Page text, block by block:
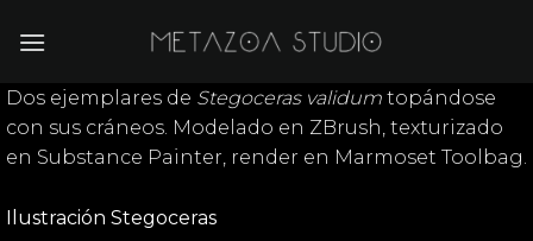
Ilustración Stegoceras
Dos ejemplares de Stegoceras validum topándose
con sus cráneos. Modelado en ZBrush, texturizado
en Substance Painter, render en Marmoset Toolbag.